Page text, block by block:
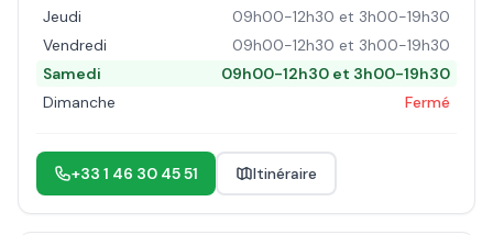
Jeudi
09h00-12h30 et 3h00-19h30
Vendredi
09h00-12h30 et 3h00-19h30
Samedi
09h00-12h30 et 3h00-19h30
Dimanche
Fermé
+33 1 46 30 45 51 Itinéraire